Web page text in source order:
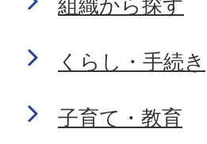
組織から探す
くらし・手続き
子育て・教育